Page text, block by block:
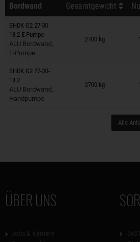
Bordwand
Gesamtgewicht
SHDK O2 27-30-
18.2 E-Pumpe
ALU Bordwand,
E-Pumpe
2700 kg
Anhänger auf Merkzettel
SHDK O2 27-30-
18.2
ALU Bordwand,
Handpumpe
2700 kg
Anhänger auf Merkzettel
Alle
ÜBER UNS